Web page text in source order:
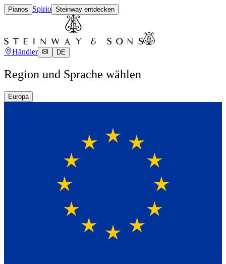
Pianos Spirio Steinway entdecken
Händler DE
Region und Sprache wählen
Europa